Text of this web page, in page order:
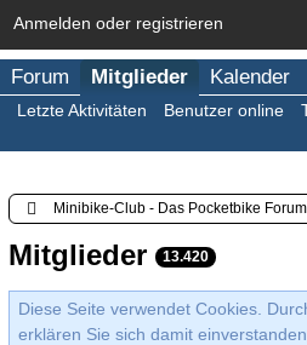
Anmelden oder registrieren
Forum Mitglieder Kalender
Letzte Aktivitäten Benutzer online
Minibike-Club - Das Pocketbike Forum
Mitglieder 13.420
Diese Seite verwendet Cookies.
erklären Sie sich damit